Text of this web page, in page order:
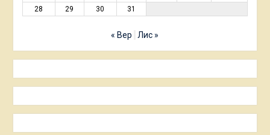
28
29 30 31
« Вер Лис »